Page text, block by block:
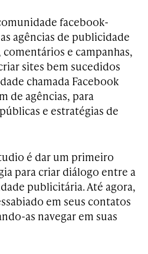
facebook-
agências de publicidade
e campanhas,
sites bem sucedidos
chamada Facebook
de agências, para
e estratégias de
é dar um primeiro
para criar diálogo entre a
publicitária. Até agora,
em seus contatos
as navegar em suas